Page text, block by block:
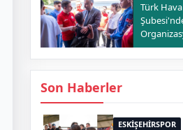
Türk
Son Haberler
ESKİŞEHİRSPOR